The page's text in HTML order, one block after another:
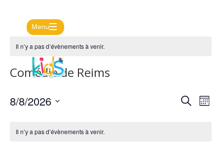
Menu
Agenda
Actus
mag
Il n’y a pas d’évènements à venir.
Comédie de Reims
Recherche
de
Mois
8/8/2026
date.
Il n’y a pas d’évènements à venir.